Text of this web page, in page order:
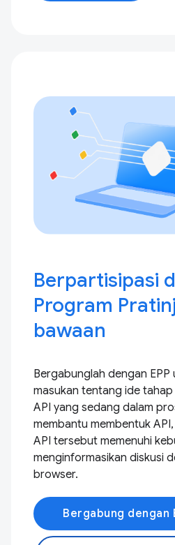
Berpartisipasi
Program
bawaan
Bergabunglah dengan EPP
masukan tentang ide tahap
API yang sedang dalam
membantu membentuk
API tersebut memenuhi
menginformasikan diskusi
browser.
Bergabung dengan